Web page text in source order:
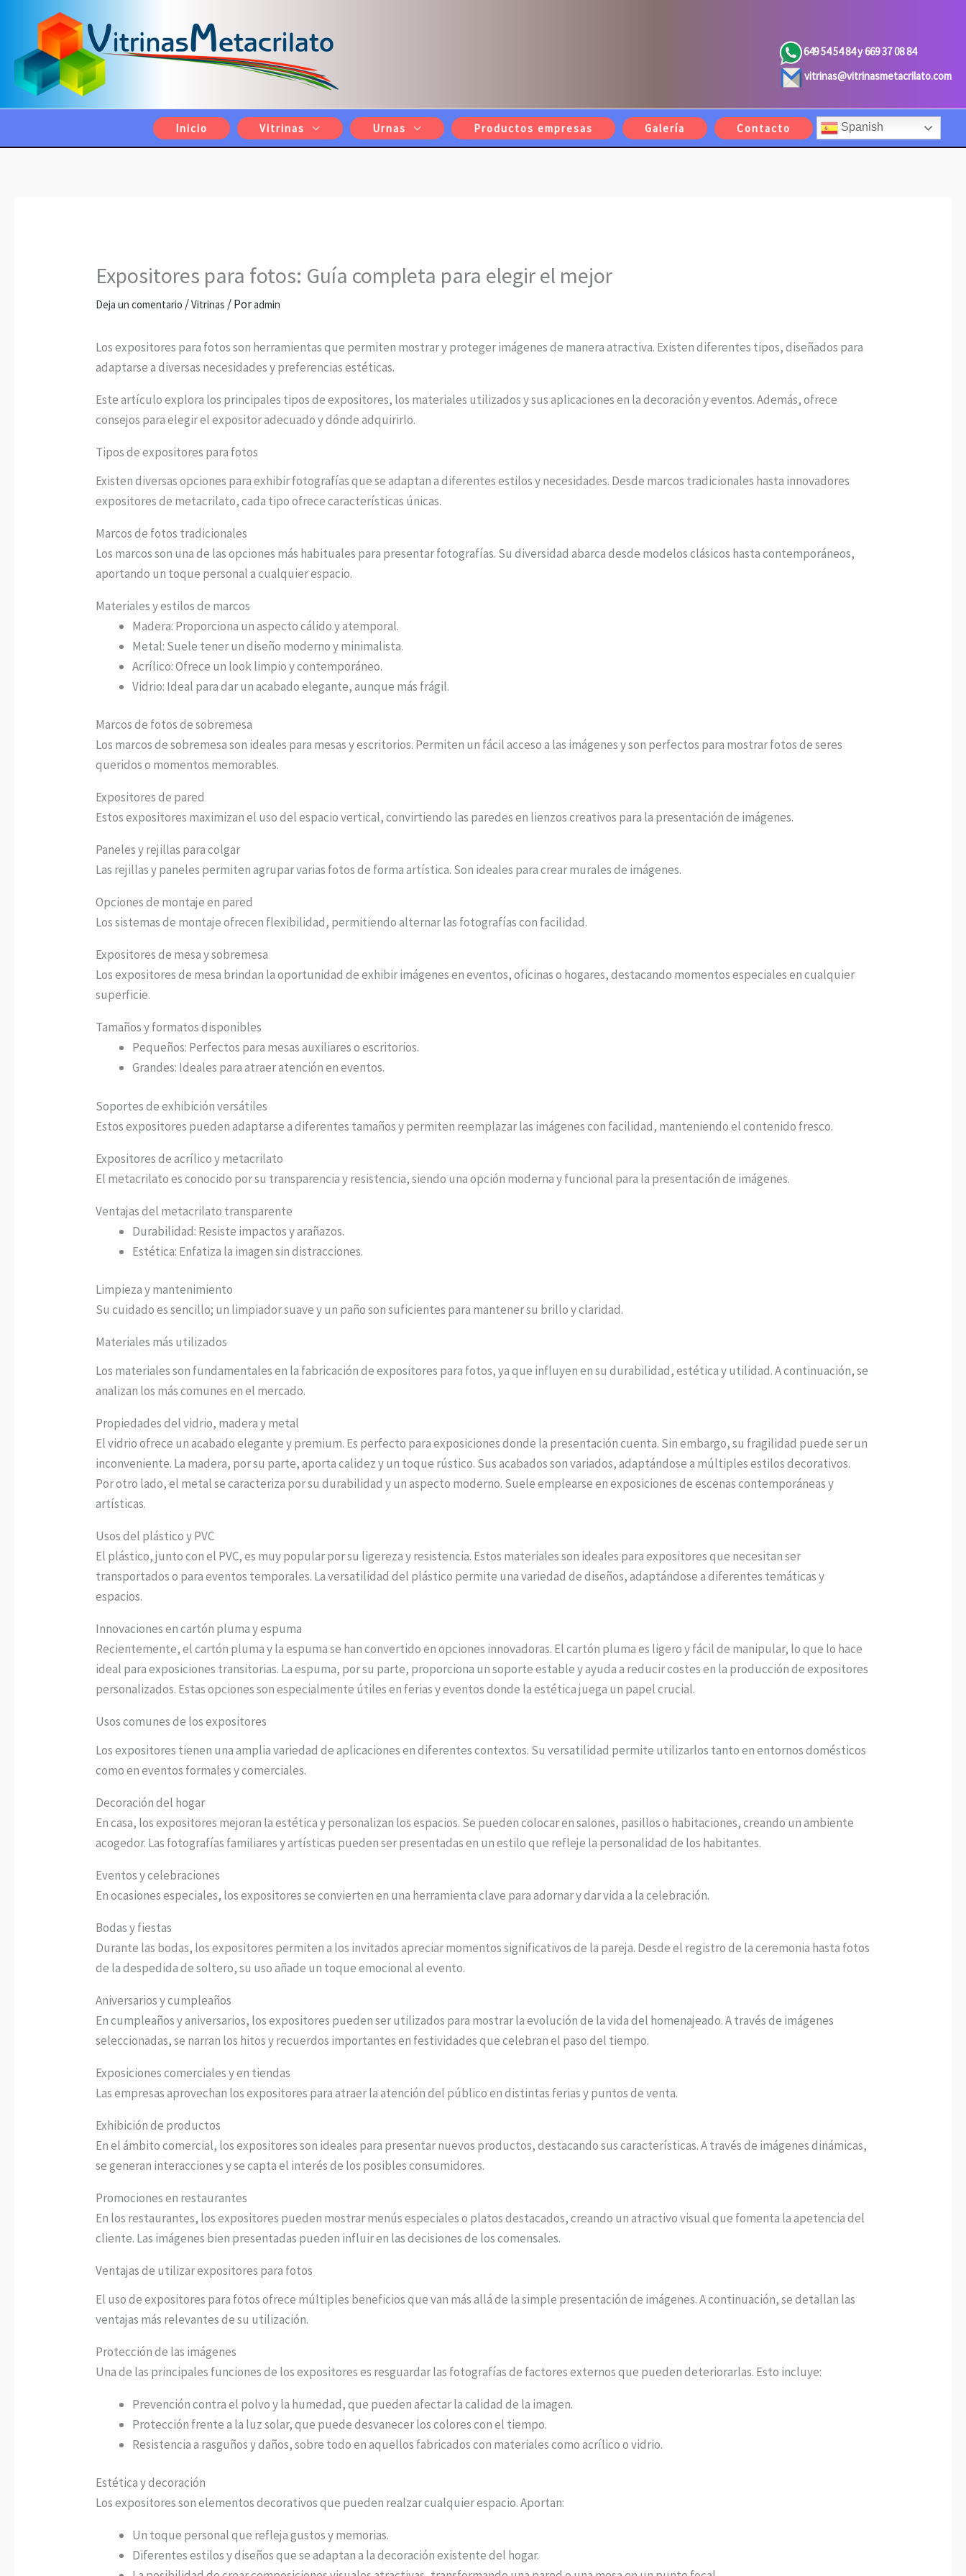
contenido
649 54 54 84 y 669 37 08 84
vitrinas@vitrinasmetacrilato.com
Inicio Vitrinas Urnas Productos empresas Galería Contacto Spanish
Expositores para fotos: Guía completa para elegir el mejor
Deja un comentario /Vitrinas / Poradmin
Los expositores para fotos son herramientas que permiten mostrar y proteger imágenes de manera atractiva. Existen diferentes tipos, diseñados para
adaptarse a diversas necesidades y preferencias estéticas.
Este artículo explora los principales tipos de expositores, los materiales utilizados y sus aplicaciones en la decoración y eventos. Además, ofrece
consejos para elegir el expositor adecuado y dónde adquirirlo.
Tipos de expositores para fotos
Existen diversas opciones para exhibir fotografías que se adaptan a diferentes estilos y necesidades. Desde marcos tradicionales hasta innovadores
expositores de metacrilato, cada tipo ofrece características únicas.
Marcos de fotos tradicionales
Los marcos son una de las opciones más habituales para presentar fotografías. Su diversidad abarca desde modelos clásicos hasta contemporáneos,
aportando un toque personal a cualquier espacio.
Materiales y estilos de marcos
Madera: Proporciona un aspecto cálido y atemporal.
Metal: Suele tener un diseño moderno y minimalista.
Acrílico: Ofrece un look limpio y contemporáneo.
Vidrio: Ideal para dar un acabado elegante, aunque más frágil.
Marcos de fotos de sobremesa
Los marcos de sobremesa son ideales para mesas y escritorios. Permiten un fácil acceso a las imágenes y son perfectos para mostrar fotos de seres
queridos o momentos memorables.
Expositores de pared
Estos expositores maximizan el uso del espacio vertical, convirtiendo las paredes en lienzos creativos para la presentación de imágenes.
Paneles y rejillas para colgar
Las rejillas y paneles permiten agrupar varias fotos de forma artística. Son ideales para crear murales de imágenes.
Opciones de montaje en pared
Los sistemas de montaje ofrecen flexibilidad, permitiendo alternar las fotografías con facilidad.
Expositores de mesa y sobremesa
Los expositores de mesa brindan la oportunidad de exhibir imágenes en eventos, oficinas o hogares, destacando momentos especiales en cualquier
superficie.
Tamaños y formatos disponibles
Pequeños: Perfectos para mesas auxiliares o escritorios.
Grandes: Ideales para atraer atención en eventos.
Soportes de exhibición versátiles
Estos expositores pueden adaptarse a diferentes tamaños y permiten reemplazar las imágenes con facilidad, manteniendo el contenido fresco.
Expositores de acrílico y metacrilato
El metacrilato es conocido por su transparencia y resistencia, siendo una opción moderna y funcional para la presentación de imágenes.
Ventajas del metacrilato transparente
Durabilidad: Resiste impactos y arañazos.
Estética: Enfatiza la imagen sin distracciones.
Limpieza y mantenimiento
Su cuidado es sencillo; un limpiador suave y un paño son suficientes para mantener su brillo y claridad.
Materiales más utilizados
Los materiales son fundamentales en la fabricación de expositores para fotos, ya que influyen en su durabilidad, estética y utilidad. A continuación, se
analizan los más comunes en el mercado.
Propiedades del vidrio, madera y metal
El vidrio ofrece un acabado elegante y premium. Es perfecto para exposiciones donde la presentación cuenta. Sin embargo, su fragilidad puede ser un
inconveniente. La madera, por su parte, aporta calidez y un toque rústico. Sus acabados son variados, adaptándose a múltiples estilos decorativos.
Por otro lado, el metal se caracteriza por su durabilidad y un aspecto moderno. Suele emplearse en exposiciones de escenas contemporáneas y
artísticas.
Usos del plástico y PVC
El plástico, junto con el PVC, es muy popular por su ligereza y resistencia. Estos materiales son ideales para expositores que necesitan ser
transportados o para eventos temporales. La versatilidad del plástico permite una variedad de diseños, adaptándose a diferentes temáticas y
espacios.
Innovaciones en cartón pluma y espuma
Recientemente, el cartón pluma y la espuma se han convertido en opciones innovadoras. El cartón pluma es ligero y fácil de manipular, lo que lo hace
ideal para exposiciones transitorias. La espuma, por su parte, proporciona un soporte estable y ayuda a reducir costes en la producción de expositores
personalizados. Estas opciones son especialmente útiles en ferias y eventos donde la estética juega un papel crucial.
Usos comunes de los expositores
Los expositores tienen una amplia variedad de aplicaciones en diferentes contextos. Su versatilidad permite utilizarlos tanto en entornos domésticos
como en eventos formales y comerciales.
Decoración del hogar
En casa, los expositores mejoran la estética y personalizan los espacios. Se pueden colocar en salones, pasillos o habitaciones, creando un ambiente
acogedor. Las fotografías familiares y artísticas pueden ser presentadas en un estilo que refleje la personalidad de los habitantes.
Eventos y celebraciones
En ocasiones especiales, los expositores se convierten en una herramienta clave para adornar y dar vida a la celebración.
Bodas y fiestas
Durante las bodas, los expositores permiten a los invitados apreciar momentos significativos de la pareja. Desde el registro de la ceremonia hasta fotos
de la despedida de soltero, su uso añade un toque emocional al evento.
Aniversarios y cumpleaños
En cumpleaños y aniversarios, los expositores pueden ser utilizados para mostrar la evolución de la vida del homenajeado. A través de imágenes
seleccionadas, se narran los hitos y recuerdos importantes en festividades que celebran el paso del tiempo.
Exposiciones comerciales y en tiendas
Las empresas aprovechan los expositores para atraer la atención del público en distintas ferias y puntos de venta.
Exhibición de productos
En el ámbito comercial, los expositores son ideales para presentar nuevos productos, destacando sus características. A través de imágenes dinámicas,
se generan interacciones y se capta el interés de los posibles consumidores.
Promociones en restaurantes
En los restaurantes, los expositores pueden mostrar menús especiales o platos destacados, creando un atractivo visual que fomenta la apetencia del
cliente. Las imágenes bien presentadas pueden influir en las decisiones de los comensales.
Ventajas de utilizar expositores para fotos
El uso de expositores para fotos ofrece múltiples beneficios que van más allá de la simple presentación de imágenes. A continuación, se detallan las
ventajas más relevantes de su utilización.
Protección de las imágenes
Una de las principales funciones de los expositores es resguardar las fotografías de factores externos que pueden deteriorarlas. Esto incluye:
Prevención contra el polvo y la humedad, que pueden afectar la calidad de la imagen.
Protección frente a la luz solar, que puede desvanecer los colores con el tiempo.
Resistencia a rasguños y daños, sobre todo en aquellos fabricados con materiales como acrílico o vidrio.
Estética y decoración
Los expositores son elementos decorativos que pueden realzar cualquier espacio. Aportan:
Un toque personal que refleja gustos y memorias.
Diferentes estilos y diseños que se adaptan a la decoración existente del hogar.